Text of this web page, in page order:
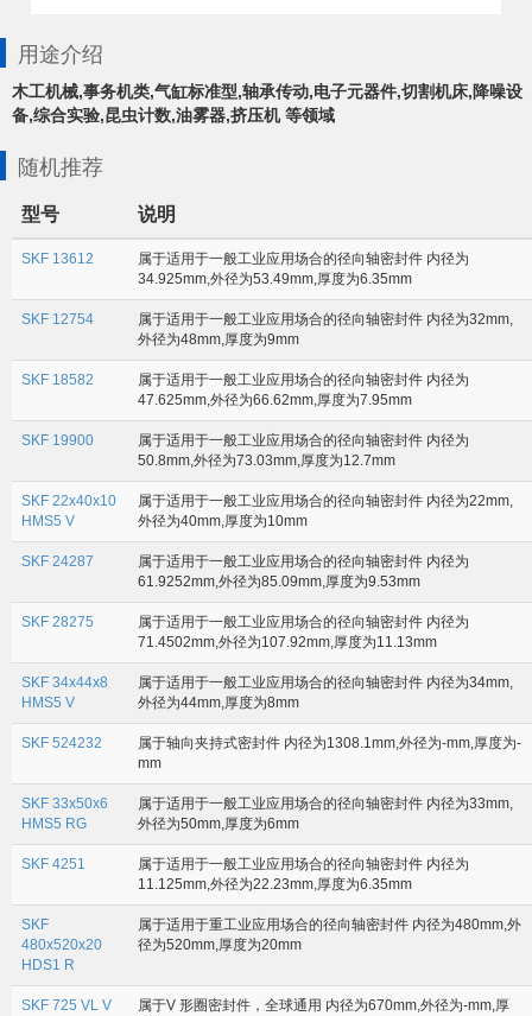
用途介绍
木工机械,事务机类,气缸标准型,轴承传动,电子元器件,切割机床,降噪设
备,综合实验,昆虫计数,油雾器,挤压机 等领域
随机推荐
型号 说明
SKF 13612
属于适用于一般工业应用场合的径向轴密封件 内径为
34.925mm,外径为53.49mm,厚度为6.35mm
SKF 12754
属于适用于一般工业应用场合的径向轴密封件 内径为32mm,
外径为48mm,厚度为9mm
SKF 18582
属于适用于一般工业应用场合的径向轴密封件 内径为
47.625mm,外径为66.62mm,厚度为7.95mm
SKF 19900
属于适用于一般工业应用场合的径向轴密封件 内径为
50.8mm,外径为73.03mm,厚度为12.7mm
SKF 22x40x10
HMS5 V
属于适用于一般工业应用场合的径向轴密封件 内径为22mm,
外径为40mm,厚度为10mm
SKF 24287
属于适用于一般工业应用场合的径向轴密封件 内径为
61.9252mm,外径为85.09mm,厚度为9.53mm
SKF 28275
属于适用于一般工业应用场合的径向轴密封件 内径为
71.4502mm,外径为107.92mm,厚度为11.13mm
SKF 34x44x8
HMS5 V
属于适用于一般工业应用场合的径向轴密封件 内径为34mm,
外径为44mm,厚度为8mm
SKF 524232
属于轴向夹持式密封件 内径为1308.1mm,外径为-mm,厚度为-
mm
SKF 33x50x6
HMS5 RG
属于适用于一般工业应用场合的径向轴密封件 内径为33mm,
外径为50mm,厚度为6mm
SKF 4251
属于适用于一般工业应用场合的径向轴密封件 内径为
11.125mm,外径为22.23mm,厚度为6.35mm
SKF
480x520x20
HDS1 R
属于适用于重工业应用场合的径向轴密封件 内径为480mm,外
径为520mm,厚度为20mm
SKF 725 VL V
属于V 形圈密封件，全球通用 内径为670mm,外径为-mm,厚